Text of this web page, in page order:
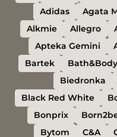
Adidas
Agata
Alkmie
Allegro
Apteka Gemini
Bartek
Biedronka
Black Red White
Bonprix
Bytom
C&A